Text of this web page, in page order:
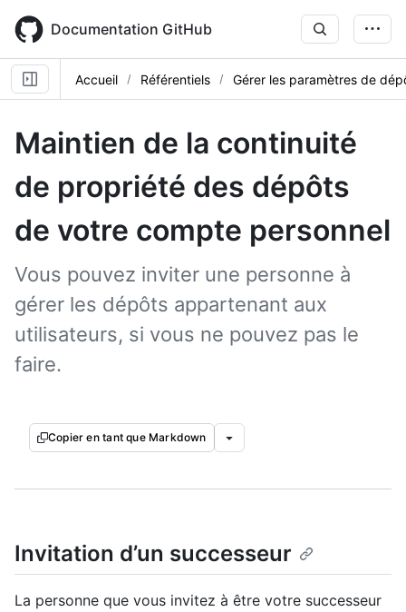
main
content
Documentation GitHub
Accueil Référentiels Gérer les paramètres de
Maintien de la continuité
de propriété des dépôts
de votre compte personnel
Vous pouvez inviter une personne à
gérer les dépôts appartenant aux
utilisateurs, si vous ne pouvez pas le
faire.
Copier en tant que Markdown
Invitation d’un successeur
La personne que vous invitez à être votre successeur